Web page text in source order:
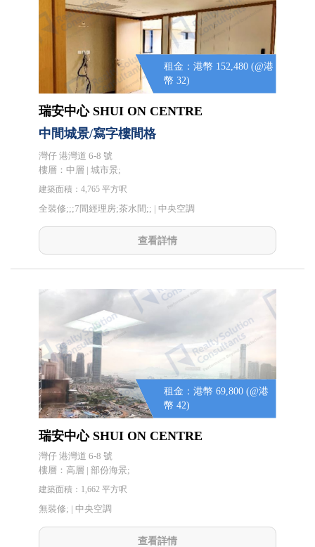
租金：港幣 152,480 (@港
幣 32)
瑞安中心 SHUI ON CENTRE
中間城景/寫字樓間格
灣仔 港灣道 6-8 號
樓層：中層 | 城市景;
建築面積：4,765 平方呎
全裝修;;;7間經理房;茶水間;; | 中央空調
查看詳情
租金：港幣 69,800 (@港
幣 42)
瑞安中心 SHUI ON CENTRE
灣仔 港灣道 6-8 號
樓層：高層 | 部份海景;
建築面積：1,662 平方呎
無裝修; | 中央空調
查看詳情